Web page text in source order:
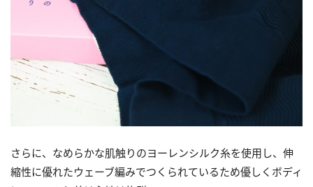
さらに、なめらかな肌触りのヨーレンシルク糸を使用し、伸
縮性に優れたウェーブ編みでつくられているため優しくボディ